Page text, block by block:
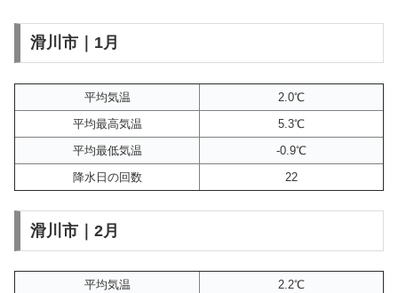
滑川市｜1月
平均気温
2.0℃
平均最高気温
5.3℃
平均最低気温
-0.9℃
降水日の回数
22
滑川市｜2月
平均気温
2.2℃